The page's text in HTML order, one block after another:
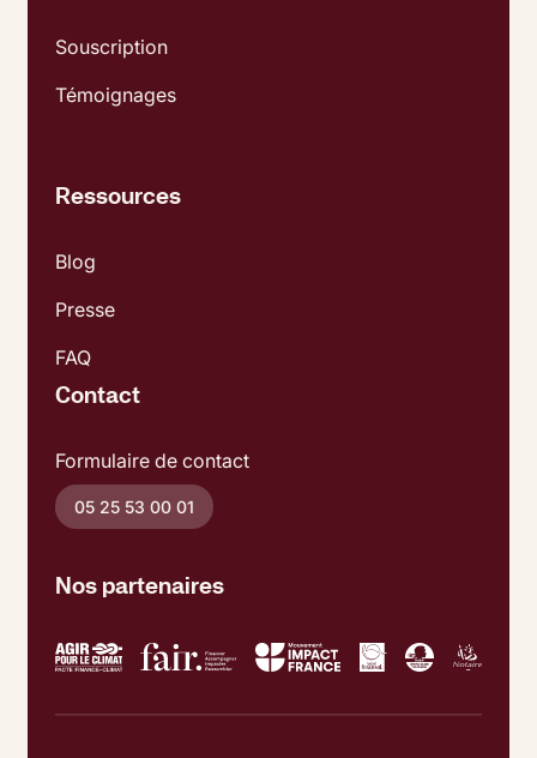
Souscription
Témoignages
Ressources
Blog
Presse
FAQ
Contact
Formulaire de contact
05 25 53 00 01
Nos partenaires